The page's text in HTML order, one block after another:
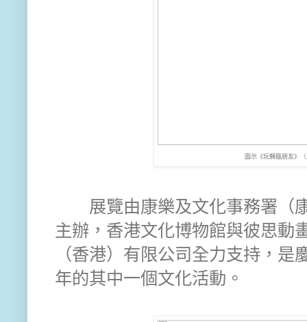
圖示《玩轉腦朋友》
展覽由康樂及文化事務署（
主辦，香港文化博物館與彼思動
（香港）有限公司全力支持，
年的其中一個文化活動。